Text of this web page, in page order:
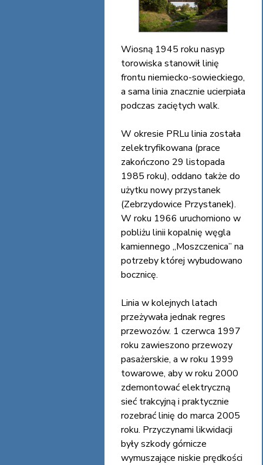
Wiosną 1945 roku nasyp
torowiska stanowił linię
frontu niemiecko-sowieckiego,
a sama linia znacznie ucierpiała
podczas zaciętych walk.
W okresie PRLu linia została
zelektryfikowana (prace
zakończono 29 listopada
1985 roku), oddano także do
użytku nowy przystanek
(Zebrzydowice Przystanek).
W roku 1966 uruchomiono w
pobliżu linii kopalnię węgla
kamiennego „Moszczenica” na
potrzeby której wybudowano
bocznicę.
Linia w kolejnych latach
przeżywała jednak regres
przewozów. 1 czerwca 1997
roku zawieszono przewozy
pasażerskie, a w roku 1999
towarowe, aby w roku 2000
zdemontować elektryczną
sieć trakcyjną i praktycznie
rozebrać linię do marca 2005
roku. Przyczynami likwidacji
były szkody górnicze
wymuszające niskie prędkości